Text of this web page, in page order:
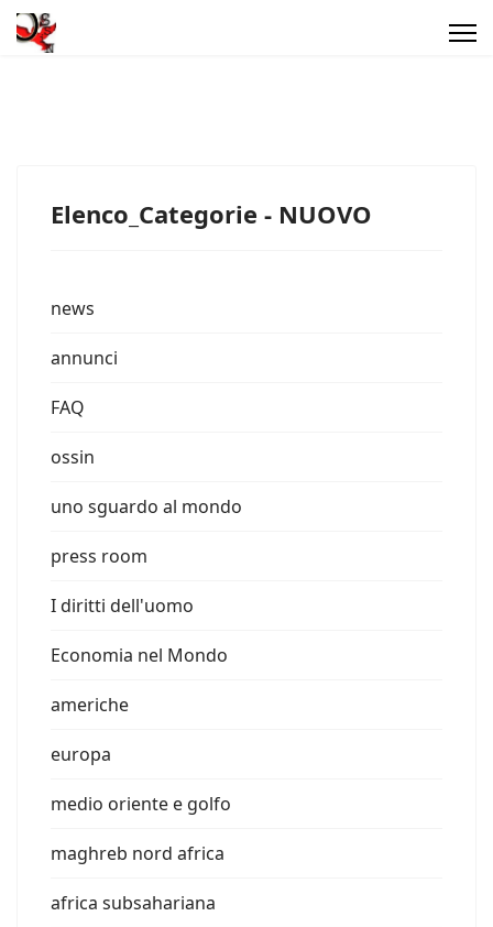
Elenco_Categorie - NUOVO
news
annunci
FAQ
ossin
uno sguardo al mondo
press room
I diritti dell'uomo
Economia nel Mondo
americhe
europa
medio oriente e golfo
maghreb nord africa
africa subsahariana